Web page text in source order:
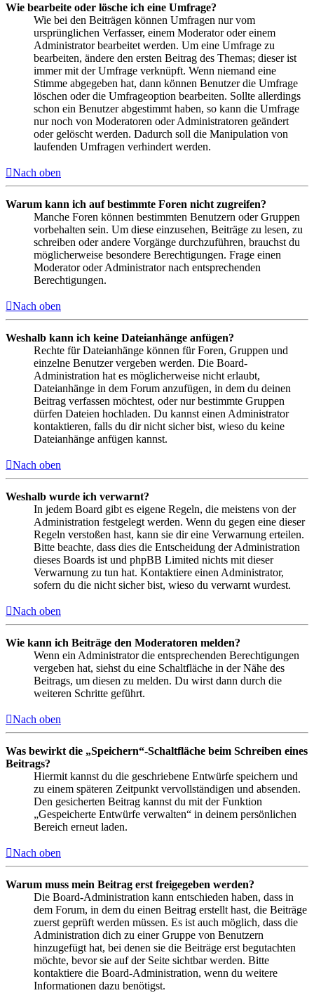
Wie bearbeite oder lösche ich eine Umfrage?
Wie bei den Beiträgen können Umfragen nur vom
ursprünglichen Verfasser, einem Moderator oder einem
Administrator bearbeitet werden. Um eine Umfrage zu
bearbeiten, ändere den ersten Beitrag des Themas; dieser ist
immer mit der Umfrage verknüpft. Wenn niemand eine
Stimme abgegeben hat, dann können Benutzer die Umfrage
löschen oder die Umfrageoption bearbeiten. Sollte allerdings
schon ein Benutzer abgestimmt haben, so kann die Umfrage
nur noch von Moderatoren oder Administratoren geändert
oder gelöscht werden. Dadurch soll die Manipulation von
laufenden Umfragen verhindert werden.
Nach oben
Warum kann ich auf bestimmte Foren nicht zugreifen?
Manche Foren können bestimmten Benutzern oder Gruppen
vorbehalten sein. Um diese einzusehen, Beiträge zu lesen, zu
schreiben oder andere Vorgänge durchzuführen, brauchst du
möglicherweise besondere Berechtigungen. Frage einen
Moderator oder Administrator nach entsprechenden
Berechtigungen.
Nach oben
Weshalb kann ich keine Dateianhänge anfügen?
Rechte für Dateianhänge können für Foren, Gruppen und
einzelne Benutzer vergeben werden. Die Board-
Administration hat es möglicherweise nicht erlaubt,
Dateianhänge in dem Forum anzufügen, in dem du deinen
Beitrag verfassen möchtest, oder nur bestimmte Gruppen
dürfen Dateien hochladen. Du kannst einen Administrator
kontaktieren, falls du dir nicht sicher bist, wieso du keine
Dateianhänge anfügen kannst.
Nach oben
Weshalb wurde ich verwarnt?
In jedem Board gibt es eigene Regeln, die meistens von der
Administration festgelegt werden. Wenn du gegen eine dieser
Regeln verstoßen hast, kann sie dir eine Verwarnung erteilen.
Bitte beachte, dass dies die Entscheidung der Administration
dieses Boards ist und phpBB Limited nichts mit dieser
Verwarnung zu tun hat. Kontaktiere einen Administrator,
sofern du die nicht sicher bist, wieso du verwarnt wurdest.
Nach oben
Wie kann ich Beiträge den Moderatoren melden?
Wenn ein Administrator die entsprechenden Berechtigungen
vergeben hat, siehst du eine Schaltfläche in der Nähe des
Beitrags, um diesen zu melden. Du wirst dann durch die
weiteren Schritte geführt.
Nach oben
Was bewirkt die „Speichern“-Schaltfläche beim Schreiben eines
Beitrags?
Hiermit kannst du die geschriebene Entwürfe speichern und
zu einem späteren Zeitpunkt vervollständigen und absenden.
Den gesicherten Beitrag kannst du mit der Funktion
„Gespeicherte Entwürfe verwalten“ in deinem persönlichen
Bereich erneut laden.
Nach oben
Warum muss mein Beitrag erst freigegeben werden?
Die Board-Administration kann entschieden haben, dass in
dem Forum, in dem du einen Beitrag erstellt hast, die Beiträge
zuerst geprüft werden müssen. Es ist auch möglich, dass die
Administration dich zu einer Gruppe von Benutzern
hinzugefügt hat, bei denen sie die Beiträge erst begutachten
möchte, bevor sie auf der Seite sichtbar werden. Bitte
kontaktiere die Board-Administration, wenn du weitere
Informationen dazu benötigst.